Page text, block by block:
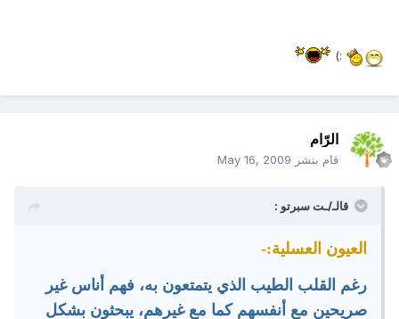
:)
الرّام
قام بنشر May 16, 2009
قالـ/ـت سبرتو :
العيون العسلية:-
رغم القلب الطيب الذي يتمتعون به، فهم أناس غير
صريحين مع أنفسهم كما مع غيرهم، يبحثون بشكل